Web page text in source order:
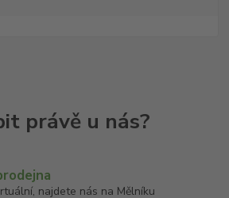
najdete nás na Mělníku